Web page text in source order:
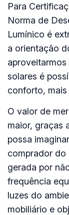
Para
Norma de
Lumínico é
a orientação
solares é
conforto,
O valor de
maior, graças
possa
comprador do
gerada por
frequência
luzes do
mobiliário e